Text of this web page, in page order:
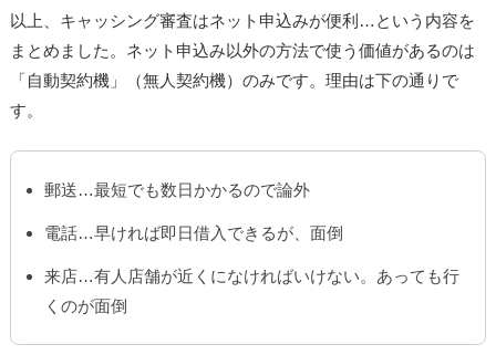
以上、キャッシング審査はネット申込みが便利…という内容を
まとめました。ネット申込み以外の方法で使う価値があるのは
「自動契約機」（無人契約機）のみです。理由は下の通りで
す。
郵送…最短でも数日かかるので論外
電話…早ければ即日借入できるが、面倒
来店…有人店舗が近くになければいけない。あっても行
くのが面倒